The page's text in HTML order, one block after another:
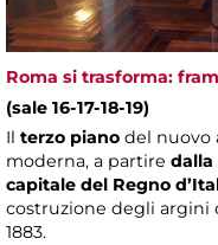
Roma si trasforma:
(sale 16-17-18-19)
Il terzo piano del nuovo
moderna, a partire dalla
capitale del Regno
costruzione degli argini
1883.